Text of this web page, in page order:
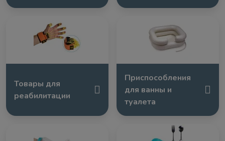
Товары для
реабилитации
Приспособления
для ванны и
туалета